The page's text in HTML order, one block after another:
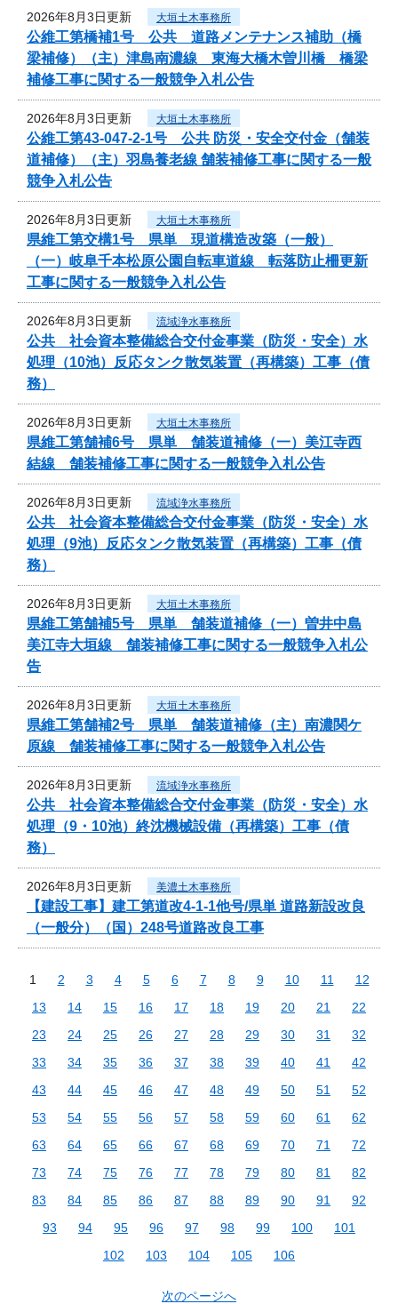
2026年8月3日更新 大垣土木事務所
公維工第橋補1号 公共 道路メンテナンス補助（橋
梁補修）（主）津島南濃線 東海大橋木曽川橋 橋梁
補修工事に関する一般競争入札公告
2026年8月3日更新 大垣土木事務所
公維工第43-047-2-1号 公共 防災・安全交付金（舗装
道補修）（主）羽島養老線 舗装補修工事に関する一般
競争入札公告
2026年8月3日更新 大垣土木事務所
県維工第交構1号 県単 現道構造改築（一般）
（一）岐阜千本松原公園自転車道線 転落防止柵更新
工事に関する一般競争入札公告
2026年8月3日更新 流域浄水事務所
公共 社会資本整備総合交付金事業（防災・安全）水
処理（10池）反応タンク散気装置（再構築）工事（債
務）
2026年8月3日更新 大垣土木事務所
県維工第舗補6号 県単 舗装道補修（一）美江寺西
結線 舗装補修工事に関する一般競争入札公告
2026年8月3日更新 流域浄水事務所
公共 社会資本整備総合交付金事業（防災・安全）水
処理（9池）反応タンク散気装置（再構築）工事（債
務）
2026年8月3日更新 大垣土木事務所
県維工第舗補5号 県単 舗装道補修（一）曽井中島
美江寺大垣線 舗装補修工事に関する一般競争入札公
告
2026年8月3日更新 大垣土木事務所
県維工第舗補2号 県単 舗装道補修（主）南濃関ケ
原線 舗装補修工事に関する一般競争入札公告
2026年8月3日更新 流域浄水事務所
公共 社会資本整備総合交付金事業（防災・安全）水
処理（9・10池）終沈機械設備（再構築）工事（債
務）
2026年8月3日更新 美濃土木事務所
【建設工事】建工第道改4-1-1他号/県単 道路新設改良
（一般分）（国）248号道路改良工事
1 2 3 4 5 6 7 8 9 10 11
12
13
14 15 16 17 18 19 20 21
22
23
24 25 26 27 28 29 30 31
32
33
34 35 36 37 38 39 40 41
42
43
44 45 46 47 48 49 50 51
52
53
54 55 56 57 58 59 60 61
62
63
64 65 66 67 68 69 70 71
72
73
74 75 76 77 78 79 80 81
82
83
84 85 86 87 88 89 90 91
92
93
94 95 96 97 98 99 100
101
102
103 104 105 106
次のページへ